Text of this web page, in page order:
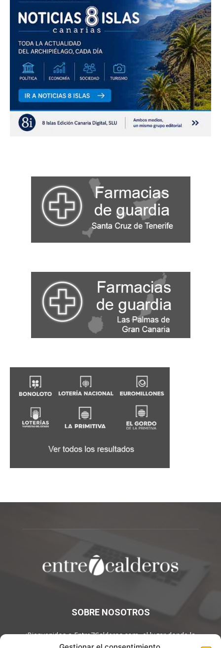
SOBRE NOSOTROS
¡Bienvenidos a Entre7Calderos.com, el lugar donde la
gastronomía y la cultura culinaria se encuentran! Sumérgete en